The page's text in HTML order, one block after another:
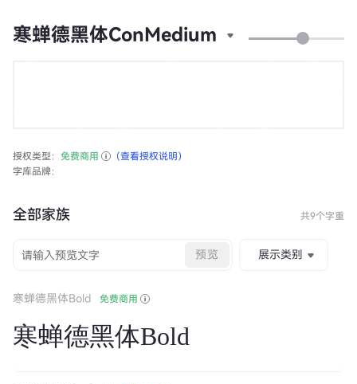
寒蝉德黑体ConMedium
授权类型： 免费商用
（查看授权说明）
字库品牌：
全部家族 共9个字重
预览 展示类别
寒蝉德黑体Bold 免费商用
寒蝉德黑体Bold